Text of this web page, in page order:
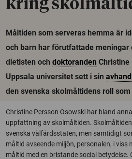
kring
Måltiden som serveras hemma är
och barn har förutfattade meningar
dietisten och doktoranden Christine
Uppsala universitet sett i sin
den svenska skolmåltidens roll
Christine Persson Osowski har bland
uppfattning av skolmåltiden.
svenska välfärdsstaten, men samtidigt
måltid avseende miljön, personalen, i viss
måltid med en bristande social betydelse.